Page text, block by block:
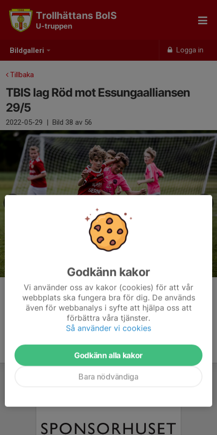
Bildgalleri Logga in
Trollhättans BoIS
U-truppen
Tillbaka
TBIS lag Röd mot Essungaalliansen
29/5
2022-05-29 | Bild 38 av 56
Kommentarer
Godkänn kakor
Vi använder oss av kakor (cookies) för att vår
webbplats ska fungera bra för dig. De används
även för webbanalys i syfte att hjälpa oss att
förbättra våra tjänster.
Så använder vi cookies
Godkänn alla kakor
Bara nödvändiga